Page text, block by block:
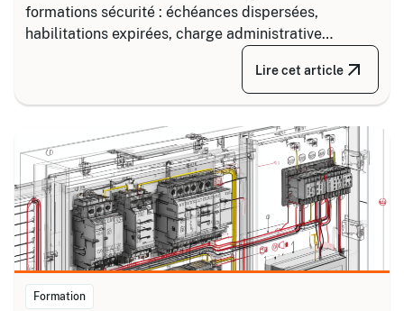
formations sécurité : échéances dispersées,
habilitations expirées, charge administrative
croissante. Découvrez comment structurer un suivi
fiable en associant un partenaire spécialisé comme
Certalis et un logiciel de gestion de formation (TMS).
Lire cet article
Formation